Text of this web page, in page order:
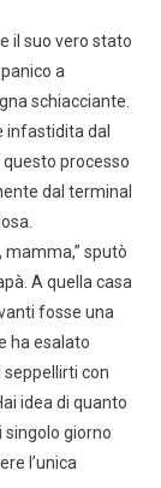
il suo vero stato
a
schiacciante.
infastidita dal
processo
dal terminal
sputò
A quella casa
fosse una
ha esalato
seppellirti con
idea di quanto
singolo giorno
l’unica